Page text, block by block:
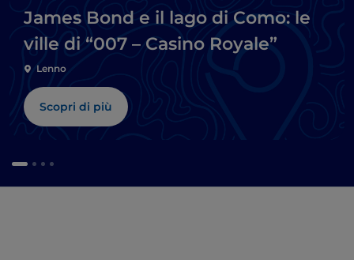
James Bond e il lago di Como: le
ville di “007 – Casino Royale”
Lenno
Scopri di più